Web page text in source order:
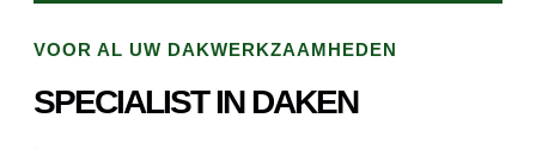
VOOR AL UW DAKWERKZAAMHEDEN
SPECIALIST IN DAKEN